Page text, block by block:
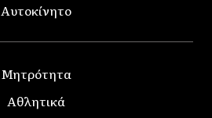
Αυτοκίνητο
Μητρότητα
Αθλητικά